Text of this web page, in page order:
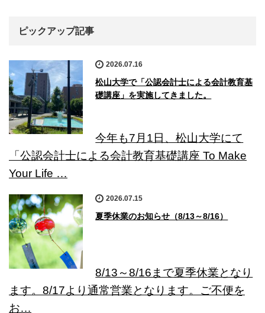
ピックアップ記事
2026.07.16
松山大学で「公認会計士による会計教育基
礎講座」を実施してきました。
今年も7月1日、松山大学にて
「公認会計士による会計教育基礎講座 To Make
Your Life …
2026.07.15
夏季休業のお知らせ（8/13～8/16）
8/13～8/16まで夏季休業となり
ます。8/17より通常営業となります。ご不便を
お…